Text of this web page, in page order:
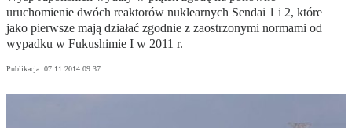
uruchomienie dwóch reaktorów nuklearnych Sendai 1 i 2, które
jako pierwsze mają działać zgodnie z zaostrzonymi normami od
wypadku w Fukushimie I w 2011 r.
Publikacja: 07.11.2014 09:37